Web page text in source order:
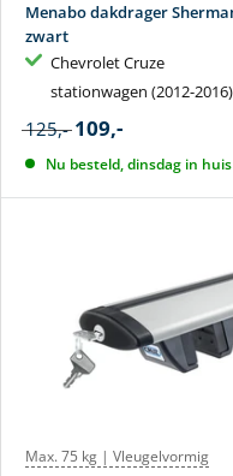
Menabo dakdrager
zwart
Chevrolet Cruze
stationwagen (2012-2016)
125,- 109,-
Nu besteld, dinsdag in huis
Max. 75 kg | Vleugelvormig